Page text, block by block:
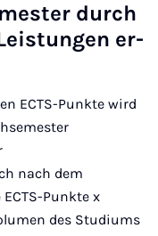
durch
er­
ECTS-Punkte wird
nach dem
Punkte x
des Studiums